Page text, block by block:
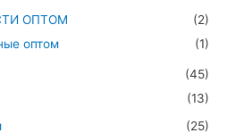
ОПТОМ
(2)
оптом
(1)
(45)
(13)
(25)